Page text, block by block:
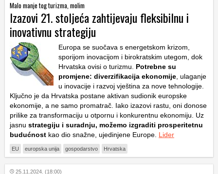
Malo manje tog turizma, molim
Izazovi 21. stoljeća zahtijevaju fleksibilnu i
inovativnu strategiju
Europa se suočava s energetskom krizom,
sporijom inovacijom i birokratskim utegom, dok
Hrvatska ovisi o turizmu. Potrebne su
promjene: diverzifikacija ekonomije , ulaganje
u inovacije i razvoj vještina za nove tehnologije.
Ključno je da Hrvatska postane aktivan sudionik europske
ekonomije, a ne samo promatrač. Iako izazovi rastu, oni donose
prilike za transformaciju u otpornu i konkurentnu ekonomiju. Uz
jasnu strategiju i suradnju, možemo izgraditi prosperitetnu
budućnost kao dio snažne, ujedinjene Europe. Lider
EU europska unija gospodarstvo Hrvatska
25.11.2024. (18:00)